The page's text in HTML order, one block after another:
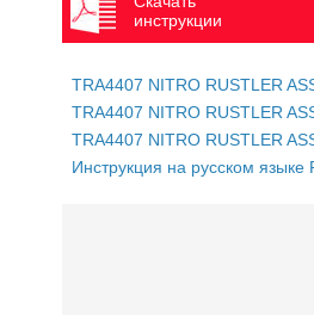
инструкции
TRA4407 NITRO RUSTLER
TRA4407 NITRO RUSTLER
TRA4407 NITRO RUSTLER
Инструкция на русском языке